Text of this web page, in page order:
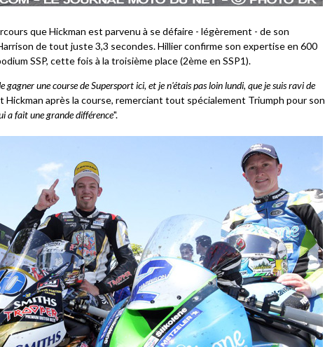
que Hickman est parvenu à se défaire - légèrement - de son
de tout juste 3,3 secondes. Hillier confirme son expertise en 600
SSP, cette fois à la troisième place (2ème en SSP1).
gagner une course de Supersport ici, et je n'étais pas loin lundi, que je suis ravi de
Hickman après la course, remerciant tout spécialement Triumph pour son
a fait une grande différence".